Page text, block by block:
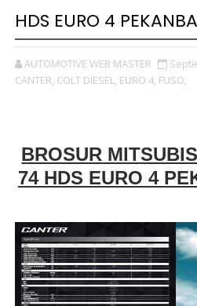
HDS EURO 4
AUTOMOTIVE WEB MASTER
CANTER, COLT DIESEL, EURO 4, FUSO,
BROSUR
74 HDS EURO 4